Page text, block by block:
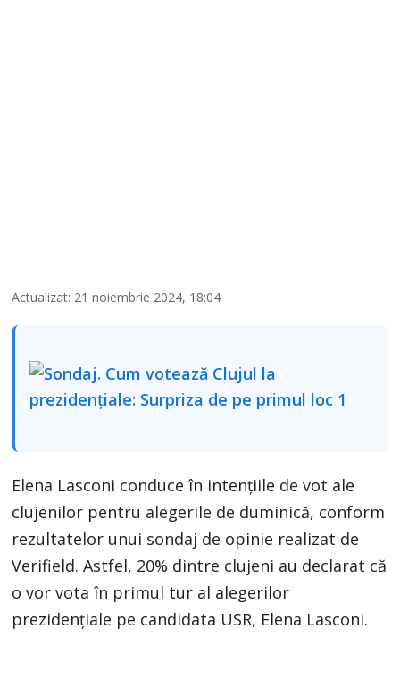
Actualizat: 21 noiembrie 2024, 18:04
Elena Lasconi conduce în intențiile de vot ale
clujenilor pentru alegerile de duminică, conform
rezultatelor unui sondaj de opinie realizat de
Verifield. Astfel, 20% dintre clujeni au declarat că
o vor vota în primul tur al alegerilor
prezidențiale pe candidata USR, Elena Lasconi.